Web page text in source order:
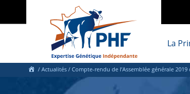
La
/ Actualités / Compte-rendu de l’Assemblée générale